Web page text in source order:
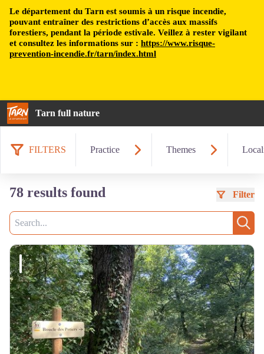
Le département du Tarn est soumis à un risque incendie,
pouvant entraîner des restrictions d’accès aux massifs
forestiers, pendant la période estivale. Veillez à rester vigilant
et consultez les informations sur : https://www.risque-
prevention-incendie.fr/tarn/index.html
Tarn full nature
FILTERS Practice Themes
78 results found Filter
Search